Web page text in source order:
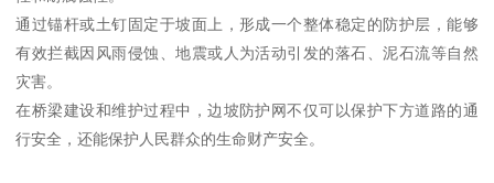
通过锚杆或土钉固定于坡面上，形成一个整体稳定的防护层，能够
有效拦截因风雨侵蚀、地震或人为活动引发的落石、泥石流等自然
灾害。
在桥梁建设和维护过程中，边坡防护网不仅可以保护下方道路的通
行安全，还能保护人民群众的生命财产安全。